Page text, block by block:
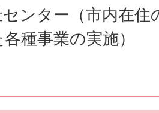
ンター（市内在
種事業の実施）